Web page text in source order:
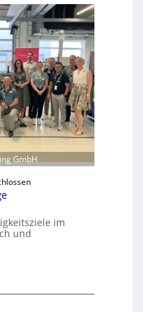
GmbH
im
und